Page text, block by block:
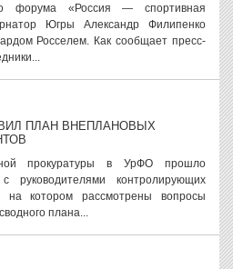
форума «Россия — спортивная
Югры Александр Филипенко
Росселем. Как сообщает пресс-
ПЛАН ВНЕПЛАНОВЫХ
прокуратуры в УрФО прошло
руководителями контролирующих
на котором рассмотрены вопросы
плана...